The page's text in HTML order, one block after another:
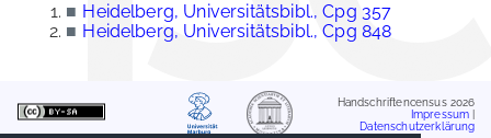
■ Heidelberg, Universitätsbibl., Cpg 357
■ Heidelberg, Universitätsbibl., Cpg 848
Handschriftencensus 2026
Impressum
Datenschutzerklärung